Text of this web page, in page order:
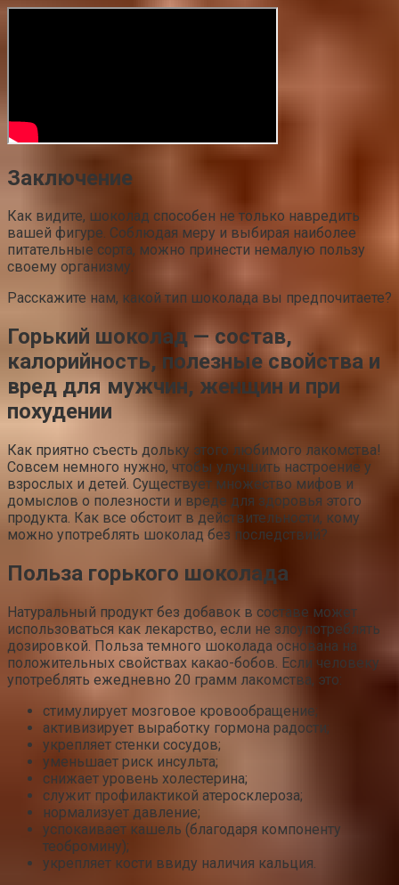
Заключение
Как видите, шоколад способен не только навредить
вашей фигуре. Соблюдая меру и выбирая наиболее
питательные сорта, можно принести немалую пользу
своему организму.
Расскажите нам, какой тип шоколада вы предпочитаете?
Горький шоколад — состав,
калорийность, полезные свойства и
вред для мужчин, женщин и при
похудении
Как приятно съесть дольку этого любимого лакомства!
Совсем немного нужно, чтобы улучшить настроение у
взрослых и детей. Существует множество мифов и
домыслов о полезности и вреде для здоровья этого
продукта. Как все обстоит в действительности, кому
можно употреблять шоколад без последствий?
Польза горького шоколада
Натуральный продукт без добавок в составе может
использоваться как лекарство, если не злоупотреблять
дозировкой. Польза темного шоколада основана на
положительных свойствах какао-бобов. Если человеку
употреблять ежедневно 20 грамм лакомства, это:
стимулирует мозговое кровообращение;
активизирует выработку гормона радости;
укрепляет стенки сосудов;
уменьшает риск инсульта;
снижает уровень холестерина;
служит профилактикой атеросклероза;
нормализует давление;
успокаивает кашель (благодаря компоненту
теобромину);
укрепляет кости ввиду наличия кальция.